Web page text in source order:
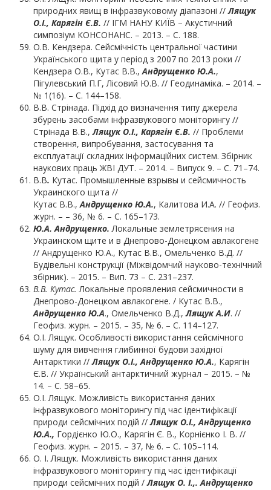
природних явищ в інфразвуковому діапазоні //Лящук
О.І., Карягін Є.В. // ІГМ НАНУ КИЇВ – Акустичний
симпозіум КОНСОНАНС. – 2013. – С. 188.
О.В. Кендзера. Сейсмічність центральної частини
Українського щита у період з 2007 по 2013 роки //
Кендзера О.В., Кутас В.В.,Андрущенко Ю.А.,
Пігулевський П.Г, Лісовий Ю.В. // Геодинаміка. – 2014. –
№ 1(16). – С. 144–158.
В.В. Стрінада. Підхід до визначення типу джерела
збурень засобами інфразвукового моніторингу //
Стрінада В.В.,Лящук О.І., Карягін Є.В. // Проблеми
створення, випробування, застосування та
експлуатації складних інформаційних систем. Збірник
наукових праць ЖВІ ДУТ. – 2014. – Випуск 9. – С. 71–74.
В.В. Кутас. Промышленные взрывы и сейсмичность
Украинского щита //
Кутас В.В.,Андрущенко Ю.А., Калитова И.А. // Геофиз.
журн. – – 36, № 6. – С. 165–173.
Ю.А. Андрущенко.Локальные землетрясения на
Украинском щите и в Днепрово-Донецком авлакогене
// Андрущенко Ю.А., Кутас В.В., Омельченко В.Д. //
Будівельні конструкції (Міжвідомчий науково-технічний
збірник). – 2015. – Вип. 73 – С. 231–237.
В.В. Кутас.Локальные проявления сейсмичности в
Днепрово-Донецком авлакогене. / Кутас В.В.,
Андрущенко Ю.А., Омельченко В.Д.,Лящук А.И. //
Геофиз. журн. – 2015. – 35, № 6. – С. 114–127.
О.І. Лящук. Особливості використання сейсмічного
шуму для вивчення глибинної будови західної
Антарктики //Лящук О.І., Андрущенко Ю.А., Карягін
Є.В. // Український антарктичний журнал – 2015. – №
14. – С. 58–65.
О.І. Лящук. Можливість використання даних
інфразвукового моніторингу під час ідентифікації
природи сейсмічних подій //Лящук О.І., Андрущенко
Ю.А., Гордієнко Ю.О., Карягін Є. В., Корнієнко І. В. //
Геофиз. журн. – 2015. – 37, № 6. – С. 105–114.
О. І. Лящук. Можливість використання даних
інфразвукового моніторингу під час ідентифікації
природи сейсмічних подій /Лящук О. І.,. Андрущенко